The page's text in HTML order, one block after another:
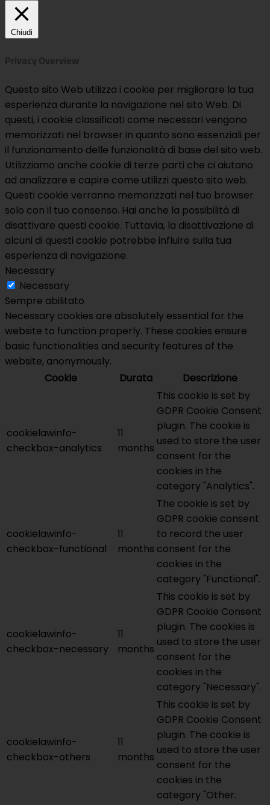
Chiudi
Privacy Overview
Questo sito Web utilizza i cookie per migliorare la tua
esperienza durante la navigazione nel sito Web. Di
questi, i cookie classificati come necessari vengono
memorizzati nel browser in quanto sono essenziali per
il funzionamento delle funzionalità di base del sito web.
Utilizziamo anche cookie di terze parti che ci aiutano
ad analizzare e capire come utilizzi questo sito web.
Questi cookie verranno memorizzati nel tuo browser
solo con il tuo consenso. Hai anche la possibilità di
disattivare questi cookie. Tuttavia, la disattivazione di
alcuni di questi cookie potrebbe influire sulla tua
esperienza di navigazione.
Necessary
Necessary
Sempre abilitato
Necessary cookies are absolutely essential for the
website to function properly. These cookies ensure
basic functionalities and security features of the
website, anonymously.
Cookie
Durata Descrizione
cookielawinfo-
checkbox-analytics
11
months
This cookie is set by
GDPR Cookie Consent
plugin. The cookie is
used to store the user
consent for the
cookies in the
category "Analytics".
cookielawinfo-
checkbox-functional
11
months
The cookie is set by
GDPR cookie consent
to record the user
consent for the
cookies in the
category "Functional".
cookielawinfo-
checkbox-necessary
11
months
This cookie is set by
GDPR Cookie Consent
plugin. The cookies is
used to store the user
consent for the
cookies in the
category "Necessary".
cookielawinfo-
checkbox-others
11
months
This cookie is set by
GDPR Cookie Consent
plugin. The cookie is
used to store the user
consent for the
cookies in the
category "Other.